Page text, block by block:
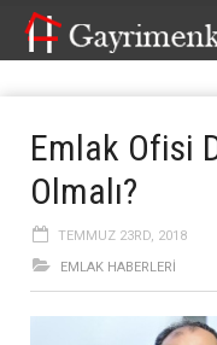
Emlak Ofisi
Olmalı?
TEMMUZ 23RD, 2018
EMLAK HABERLERI